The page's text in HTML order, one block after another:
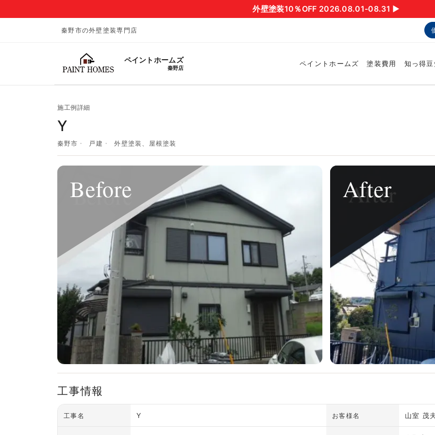
外壁塗装10％OFF 2026.08.01-08.31 ▶︎
秦野市の外壁塗装専門店
ペイントホームズ
秦野店
ペイントホームズ 塗装費用 知っ得
施工例詳細
Y
秦野市 戸建 外壁塗装、屋根塗装
Before After
工事情報
工事名 Y お客様名 山室 茂